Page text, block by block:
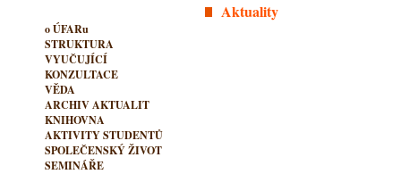
Aktuality
o ÚFARu
STRUKTURA
VYUČUJÍCÍ
KONZULTACE
VĚDA
ARCHIV AKTUALIT
KNIHOVNA
AKTIVITY STUDENTŮ
SPOLEČENSKÝ ŽIVOT
SEMINÁŘE